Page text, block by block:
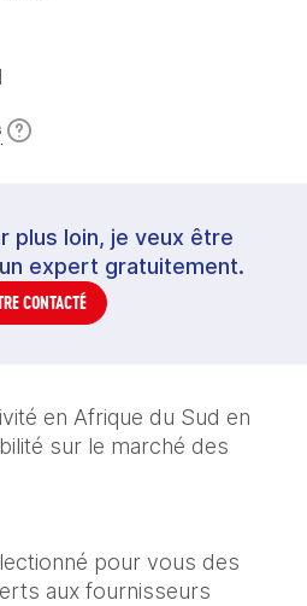
plus loin, je veux être
expert gratuitement.
CONTACTÉ
en Afrique du Sud en
sur le marché des
pour vous des
aux fournisseurs